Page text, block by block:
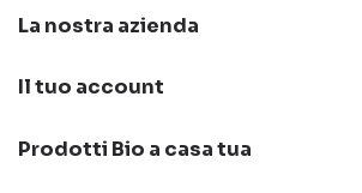
La nostra azienda
Il tuo account
Prodotti Bio a casa tua